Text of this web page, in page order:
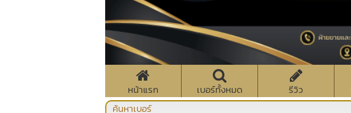
หน้าแรก เบอร์ทั้งหมด รีวิว
ค้นหาเบอร์